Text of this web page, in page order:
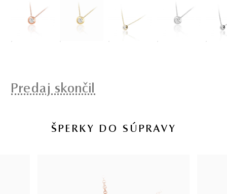
Predaj skončil
ŠPERKY DO SÚPRAVY